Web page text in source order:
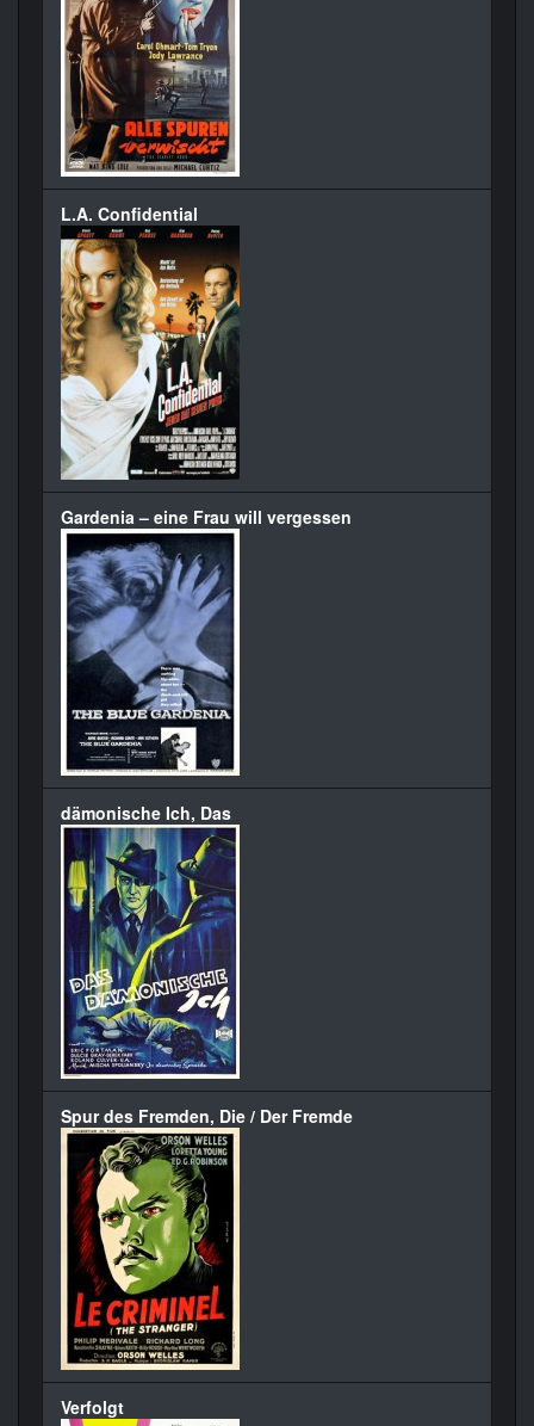
L.A. Confidential
Gardenia – eine Frau will vergessen
dämonische Ich, Das
Spur des Fremden, Die / Der Fremde
Verfolgt